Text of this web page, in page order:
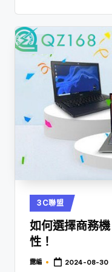
Posted
in
3C聯盟
如何選擇商務
性！
Posted
露編 2024-08-30